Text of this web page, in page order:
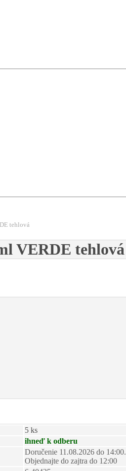
tehlová
VERDE tehlová
5 ks
ihneď k odberu
Doručenie 11.08.2026 do 14:00.
Objednajte do zajtra do 12:00